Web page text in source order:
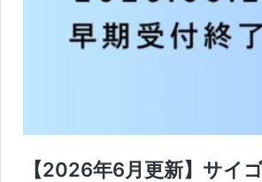
【2026年6月更新】サイ